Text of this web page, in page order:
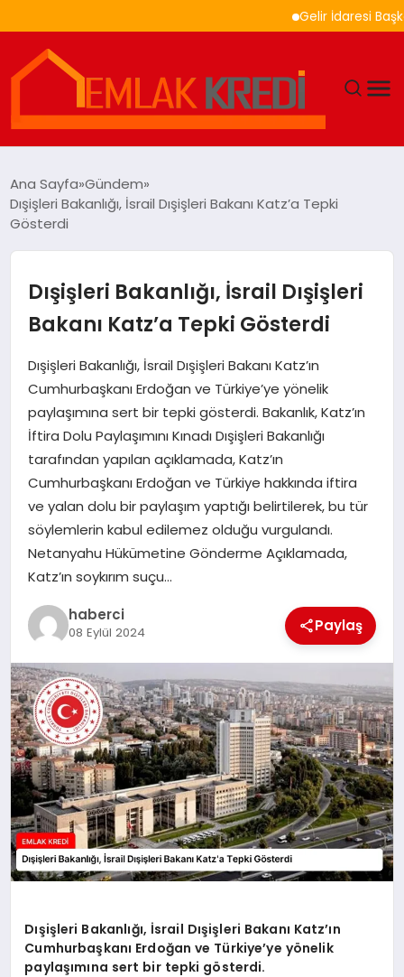
Gelir İdaresi
EKONOMI
EĞITIM
MAGAZIN
SAĞLIK
SIYASET
TEKNOLOJI
Ana Sayfa Gündem
Dışişleri Bakanlığı, İsrail Dışişleri Bakanı Katz’a Tepki
Gösterdi
Dışişleri Bakanlığı, İsrail Dışişleri
Bakanı Katz’a Tepki Gösterdi
Dışişleri Bakanlığı, İsrail Dışişleri Bakanı Katz’ın
Cumhurbaşkanı Erdoğan ve Türkiye’ye yönelik
paylaşımına sert bir tepki gösterdi. Bakanlık, Katz’ın
İftira Dolu Paylaşımını Kınadı Dışişleri Bakanlığı
tarafından yapılan açıklamada, Katz’ın
Cumhurbaşkanı Erdoğan ve Türkiye hakkında iftira
ve yalan dolu bir paylaşım yaptığı belirtilerek, bu tür
söylemlerin kabul edilemez olduğu vurgulandı.
Netanyahu Hükümetine Gönderme Açıklamada,
Katz’ın soykırım suçu…
haberci
08 Eylül 2024 Paylaş
Dışişleri Bakanlığı, İsrail Dışişleri Bakanı Katz’ın
Cumhurbaşkanı Erdoğan ve Türkiye’ye yönelik
paylaşımına sert bir tepki gösterdi.